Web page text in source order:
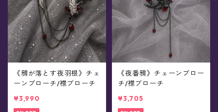
《鴉が落とす夜羽根》チェ
ーンブローチ/襟ブローチ
¥3,990
《夜番鴉》チェーンブロー
チ/襟ブローチ
¥3,705